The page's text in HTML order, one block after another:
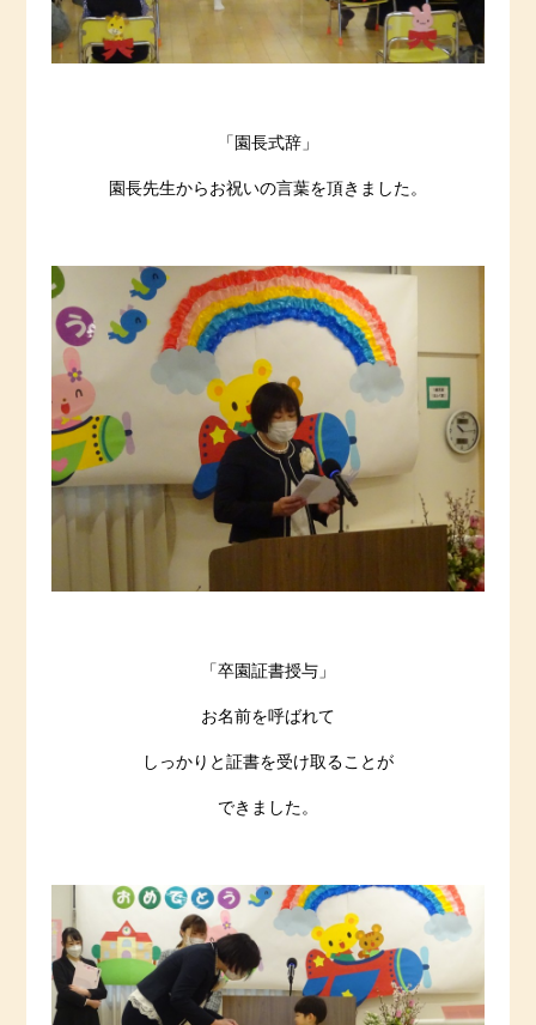
「園長式辞」
園長先生からお祝いの言葉を頂きました。
「卒園証書授与」
お名前を呼ばれて
しっかりと証書を受け取ることが
できました。